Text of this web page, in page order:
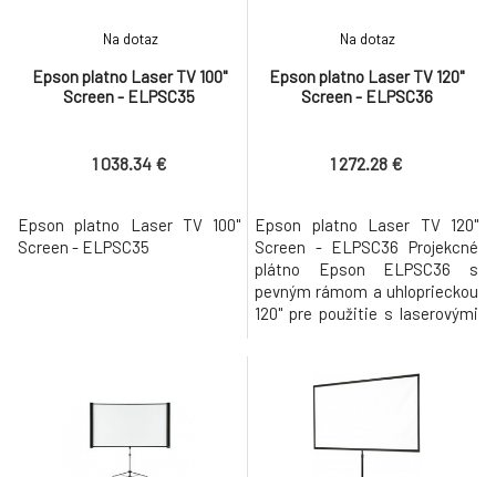
Epson platno Laser TV 100"
Screen - ELPSC35
Na dotaz
1 038.34 €
Epson platno Laser TV 100"
Screen - ELPSC35
Epson platno Laser TV 120"
Screen - ELPSC36
Na dotaz
1 272.28 €
Epson platno Laser TV 120"
Screen - ELPSC36 Projekcné
plátno Epson ELPSC36 s
pevným rámom a uhloprieckou
120" pre použitie s laserovými
Epson Ultra Short Throw.